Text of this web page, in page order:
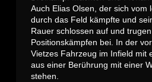
Auch Elias Olsen, der sich vom
durch das Feld kämpfte und
Rauer schlossen auf und
Positionskämpfen bei. In der
Vietzes Fahrzeug im Infield mit
aus einer Berührung mit einer
stehen.